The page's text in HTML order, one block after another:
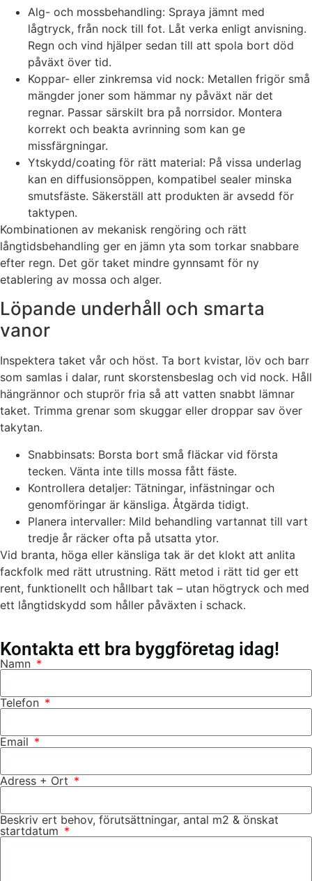
Alg- och mossbehandling: Spraya jämnt med
lågtryck, från nock till fot. Låt verka enligt anvisning.
Regn och vind hjälper sedan till att spola bort död
påväxt över tid.
Koppar- eller zinkremsa vid nock: Metallen frigör små
mängder joner som hämmar ny påväxt när det
regnar. Passar särskilt bra på norrsidor. Montera
korrekt och beakta avrinning som kan ge
missfärgningar.
Ytskydd/coating för rätt material: På vissa underlag
kan en diffusionsöppen, kompatibel sealer minska
smutsfäste. Säkerställ att produkten är avsedd för
taktypen.
Kombinationen av mekanisk rengöring och rätt
långtidsbehandling ger en jämn yta som torkar snabbare
efter regn. Det gör taket mindre gynnsamt för ny
etablering av mossa och alger.
Löpande underhåll och smarta
vanor
Inspektera taket vår och höst. Ta bort kvistar, löv och barr
som samlas i dalar, runt skorstensbeslag och vid nock. Håll
hängrännor och stuprör fria så att vatten snabbt lämnar
taket. Trimma grenar som skuggar eller droppar sav över
takytan.
Snabbinsats: Borsta bort små fläckar vid första
tecken. Vänta inte tills mossa fått fäste.
Kontrollera detaljer: Tätningar, infästningar och
genomföringar är känsliga. Åtgärda tidigt.
Planera intervaller: Mild behandling vartannat till vart
tredje år räcker ofta på utsatta ytor.
Vid branta, höga eller känsliga tak är det klokt att anlita
fackfolk med rätt utrustning. Rätt metod i rätt tid ger ett
rent, funktionellt och hållbart tak – utan högtryck och med
ett långtidskydd som håller påväxten i schack.
Kontakta ett bra byggföretag idag!
Namn
Telefon
Email
Adress + Ort
Beskriv ert behov, förutsättningar, antal m2 & önskat
startdatum